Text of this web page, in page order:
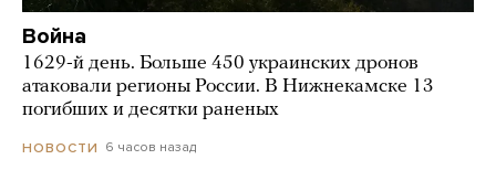
Война
1629-й день. Больше 450 украинских дронов
атаковали регионы России. В Нижнекамске 13
погибших и десятки раненых
НОВОСТИ 6 часов назад